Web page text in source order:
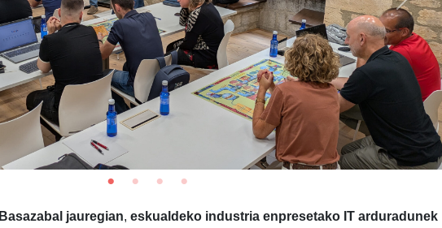
Basazabal jauregian, eskualdeko industria enpresetako IT arduradunek